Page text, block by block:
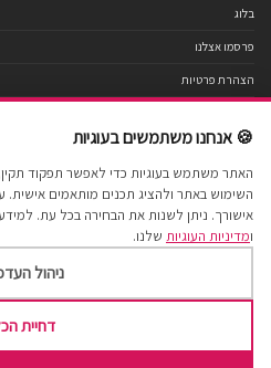
בלוג
פרסמו אצלנו
הצהרת פרטיות
תנאי שימוש
הצהרת נגישות
מפת אתר
Cake Factory 2017 © All Rights Reserved.
🍪 אנחנו משתמשים בעוגיות
האתר משתמש בעוגיות כדי לאפשר תפקוד
השימוש באתר ולהציג תכנים מותאמים אישית.
אישורך. ניתן לשנות את הבחירה בכל עת.
ומדיניות העוגיות שלנו.
ניהול
דחיית